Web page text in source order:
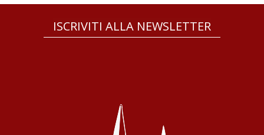
ISCRIVITI ALLA NEWSLETTER